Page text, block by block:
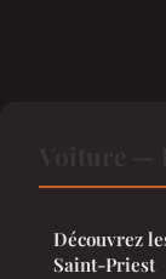
Découvrez
Saint-Priest